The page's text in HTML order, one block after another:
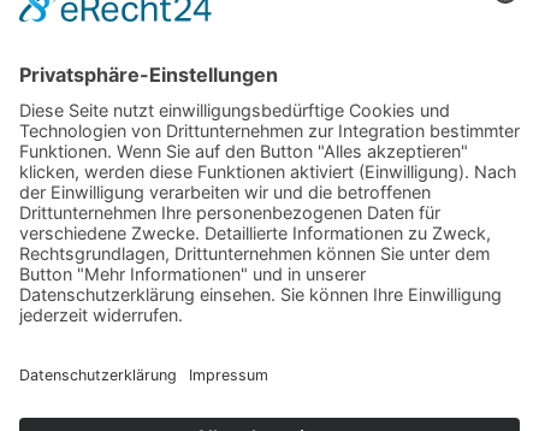
Zum NEWSLETTER der LAG Region Hermagor